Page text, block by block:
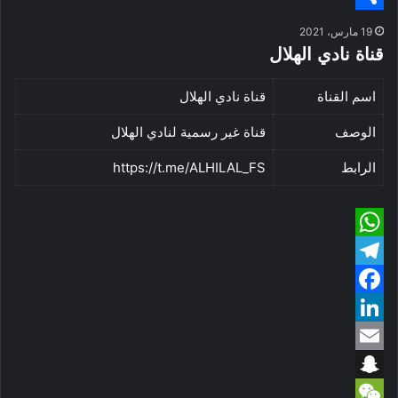
n
h
a
t
a
t
s
e
n
h
r
e
S
h
a
19 مارس، 2021
قناة نادي الهلال
اسم القناة قناة نادي الهلال
الوصف قناة غير رسمية لنادي الهلال
الرابط https://t.me/ALHILAL_FS
W
h
a
t
s
A
T
e
e
g
F
a
c
e
L
n
E
m
S